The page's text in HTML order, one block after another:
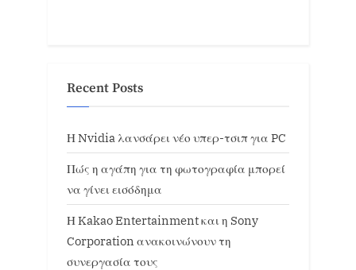
Recent Posts
Η Nvidia λανσάρει νέο υπερ-τσιπ για PC
Πώς η αγάπη για τη φωτογραφία μπορεί
να γίνει εισόδημα
Η Kakao Entertainment και η Sony
Corporation ανακοινώνουν τη
συνεργασία τους